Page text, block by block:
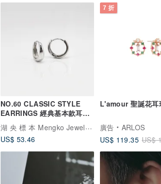
NO.60 CLASSIC STYLE
EARRINGS 經典基本款耳飾
- 925純銀
湖 央 標 本 Mengko Jewelry Studio
US$ 53.46
7 折
L'amour 聖誕花耳
廣告
ARLOS
US$ 119.35 US$